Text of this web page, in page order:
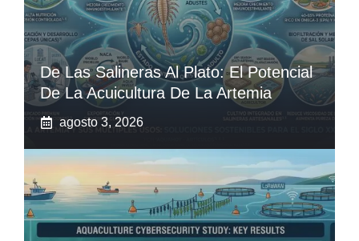
De Las Salineras Al Plato: El Potencial
De La Acuicultura De La Artemia
agosto 3, 2026